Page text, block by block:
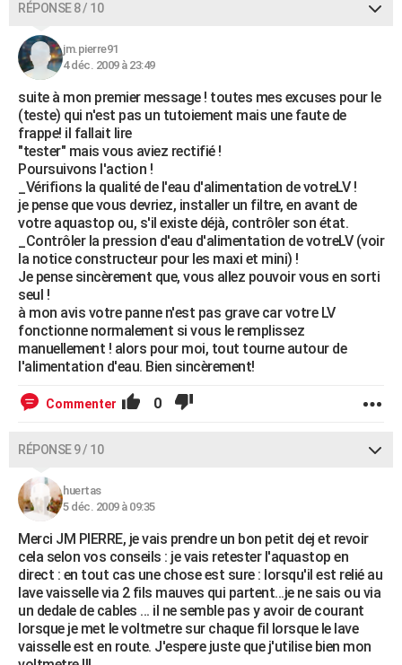
RÉPONSE 8 / 10
jm.pierre91
4 déc. 2009 à 23:49
suite à mon premier message ! toutes mes excuses pour le
(teste) qui n'est pas un tutoiement mais une faute de
frappe! il fallait lire
"tester" mais vous aviez rectifié !
Poursuivons l'action !
_Vérifions la qualité de l'eau d'alimentation de votreLV !
je pense que vous devriez, installer un filtre, en avant de
votre aquastop ou, s'il existe déjà, contrôler son état.
_Contrôler la pression d'eau d'alimentation de votreLV (voir
la notice constructeur pour les maxi et mini) !
Je pense sincèrement que, vous allez pouvoir vous en sorti
seul !
à mon avis votre panne n'est pas grave car votre LV
fonctionne normalement si vous le remplissez
manuellement ! alors pour moi, tout tourne autour de
l'alimentation d'eau. Bien sincèrement!
Commenter 0
RÉPONSE 9 / 10
huertas
5 déc. 2009 à 09:35
Merci JM PIERRE, je vais prendre un bon petit dej et revoir
cela selon vos conseils : je vais retester l'aquastop en
direct : en tout cas une chose est sure : lorsqu'il est relié au
lave vaisselle via 2 fils mauves qui partent...je ne sais ou via
un dedale de cables ... il ne semble pas y avoir de courant
lorsque je met le voltmetre sur chaque fil lorsque le lave
vaisselle est en route. J'espere juste que j'utilise bien mon